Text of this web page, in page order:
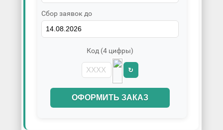
Сбор заявок до
Код (4 цифры)
↻
ОФОРМИТЬ ЗАКАЗ